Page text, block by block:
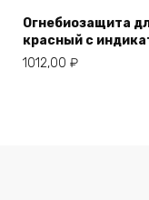
Огнебиозащита
красный с
1012,00 ₽